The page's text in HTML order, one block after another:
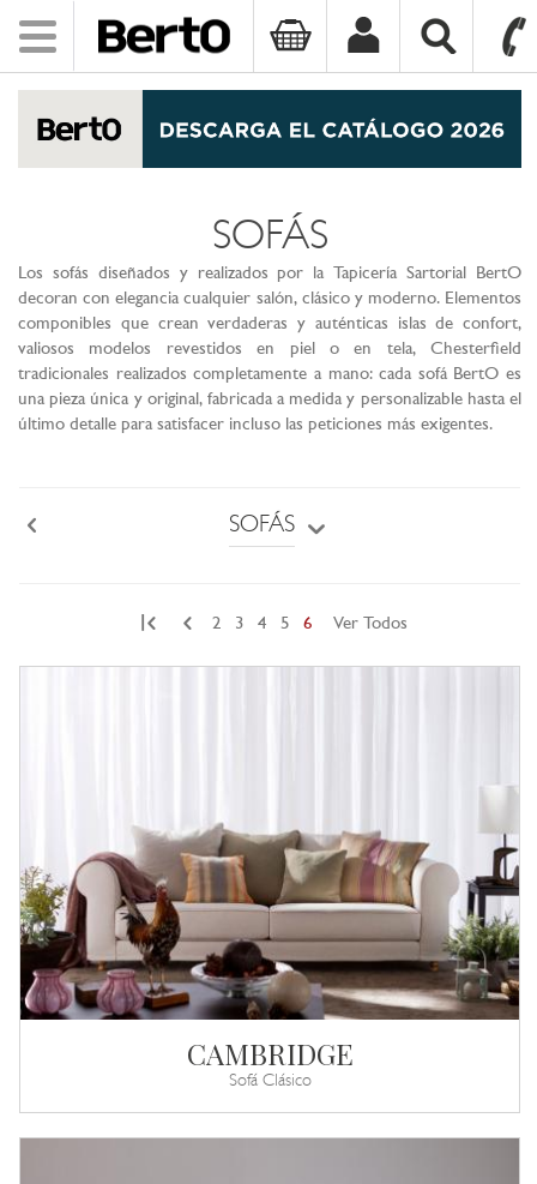
Toggle
navigation
SOFÁS
Los sofás diseñados y realizados por la Tapicería Sartorial BertO
decoran con elegancia cualquier salón, clásico y moderno. Elementos
componibles que crean verdaderas y auténticas islas de confort,
valiosos modelos revestidos en piel o en tela, Chesterfield
tradicionales realizados completamente a mano: cada sofá BertO es
una pieza única y original, fabricada a medida y personalizable hasta el
último detalle para satisfacer incluso las peticiones más exigentes.
SOFÁS
2 3 4 5 6 Ver Todos
CAMBRIDGE
Sofá Clásico